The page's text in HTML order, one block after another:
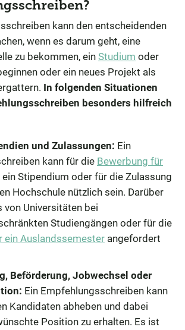
kann den entscheidenden
wenn es darum geht, eine
zu bekommen, ein Studium oder
oder ein neues Projekt als
In folgenden Situationen
besonders hilfreich
und Zulassungen: Ein
kann für die Bewerbung für
ein Stipendium oder für die Zulassung
Hochschule nützlich sein. Darüber
von Universitäten bei
Studiengängen oder für die
ein Auslandssemester angefordert
Beförderung, Jobwechsel oder
Ein Empfehlungsschreiben kann
Kandidaten abheben und dabei
Position zu erhalten. Es ist